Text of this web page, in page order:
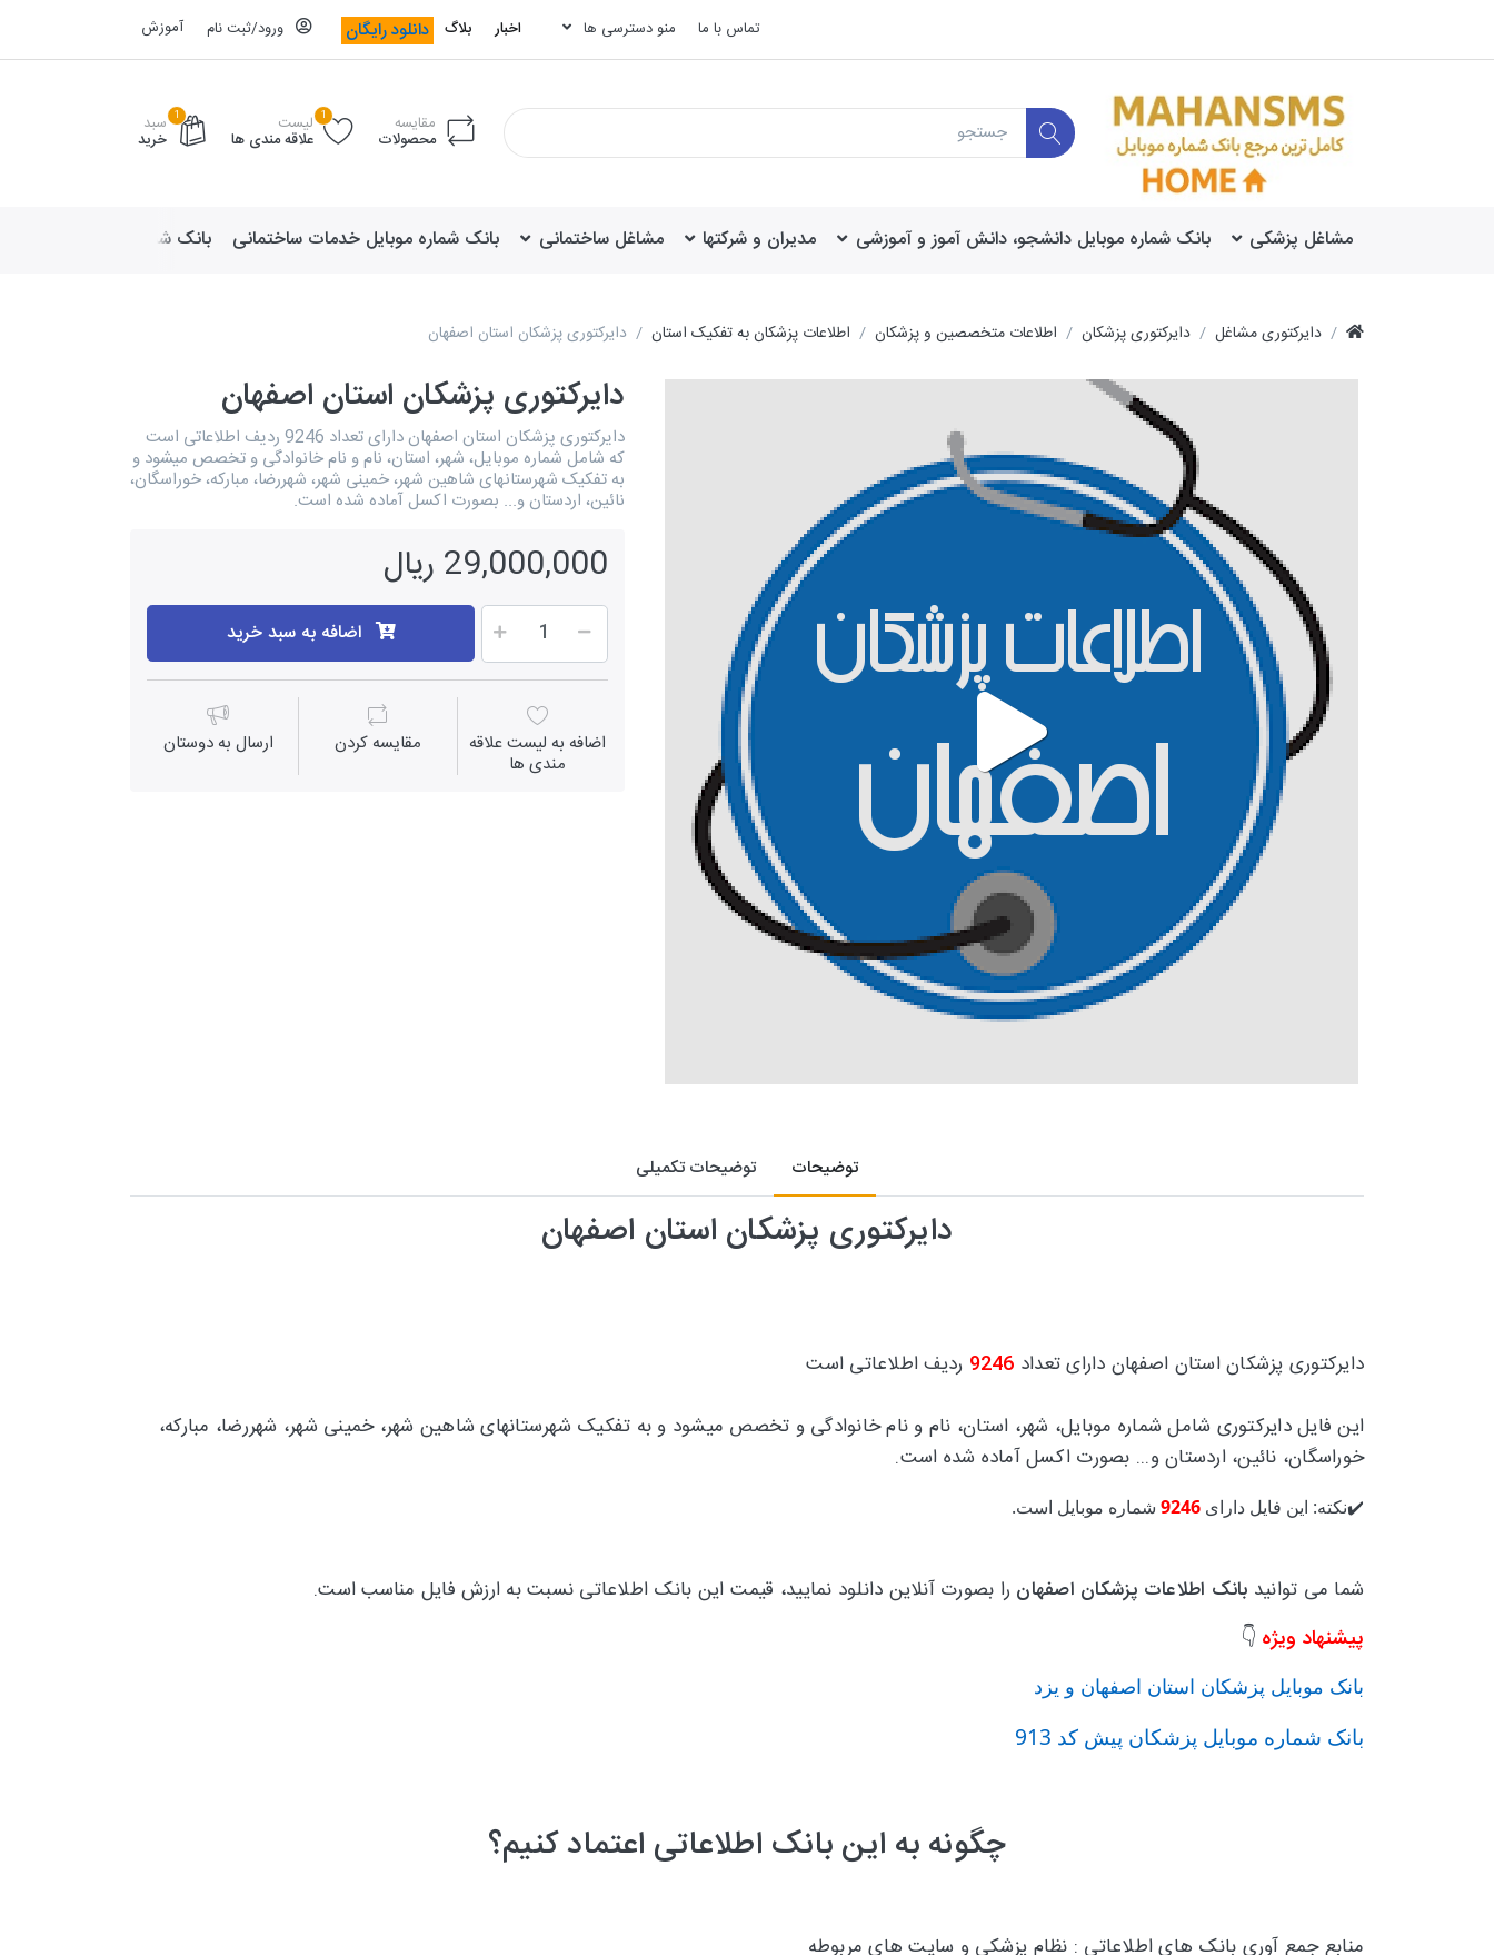
تماس با ما منو دسترسی ها اخبار بلاگ دانلود رایگان ورود/ثبت نام آموزش
مقایسه
محصولات
1 لیست
علاقه مندی ها
1 سبد
خرید
مشاغل پزشکی بانک شماره موبایل دانشجو، دانش آموز و آموزشی مدیران و شرکتها مشاغل ساختمانی بانک شماره موبایل خدمات ساختمانی بانک شماره موبایل لوازم
دایرکتوری مشاغل دایرکتوری پزشکان اطلاعات متخصصین و پزشکان اطلاعات پزشکان به تفکیک استان دایرکتوری پزشکان استان اصفهان
دایرکتوری پزشکان استان اصفهان
دایرکتوری پزشکان استان اصفهان دارای تعداد 9246 ردیف اطلاعاتی است
که شامل شماره موبایل، شهر، استان، نام و نام خانوادگی و تخصص میشود و
به تفکیک شهرستانهای شاهین شهر، خمینی شهر، شهررضا، مبارکه، خوراسگان،
نائین، اردستان و... بصورت اکسل آماده شده است.
29,000,000 ریال
اضافه به سبد خرید
اضافه به لیست علاقه
مندی ها
مقايسه كردن ارسال به دوستان
توضیحات توضیحات تکمیلی
دایرکتوری پزشکان استان اصفهان
دایرکتوری پزشکان استان اصفهان دارای تعداد 9246 ردیف اطلاعاتی است
این فایل دایرکتوری شامل شماره موبایل، شهر، استان، نام و نام خانوادگی و تخصص میشود و به تفکیک شهرستانهای شاهین شهر، خمینی شهر، شهررضا، مبارکه،
خوراسگان، نائین، اردستان و... بصورت اکسل آماده شده است.
✔️نکته: این فایل دارای 9246 شماره موبایل است.
شما می توانید بانک اطلاعات پزشکان اصفهان را بصورت آنلاین دانلود نمایید، قیمت این بانک اطلاعاتی نسبت به ارزش فایل مناسب است.
پیشنهاد ویژه 👇
بانک موبایل پزشکان استان اصفهان و یزد
بانک شماره موبایل پزشکان پیش کد 913
چگونه به این بانک اطلاعاتی اعتماد کنیم؟
منابع جمع آوری بانک های اطلاعاتی : نظام پزشکی و سایت های مربوطه